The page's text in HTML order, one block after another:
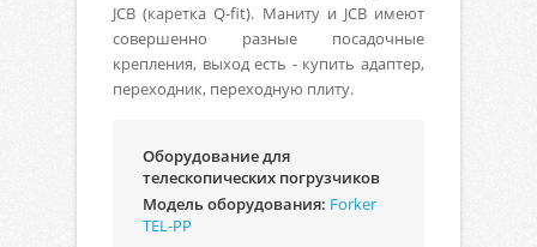
JCB (каретка Q-fit). Маниту и JCB имеют
совершенно разные посадочные
крепления, выход есть - купить адаптер,
переходник, переходную плиту.
Оборудование для
телескопических погрузчиков
Модель оборудования: Forker
TEL-PP